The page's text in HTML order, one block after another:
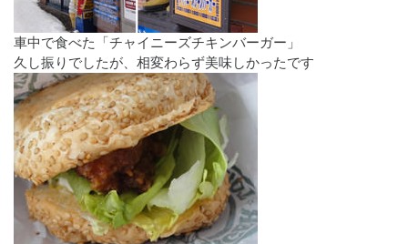
車中で食べた「チャイニーズチキンバーガー」
久し振りでしたが、相変わらず美味しかったです